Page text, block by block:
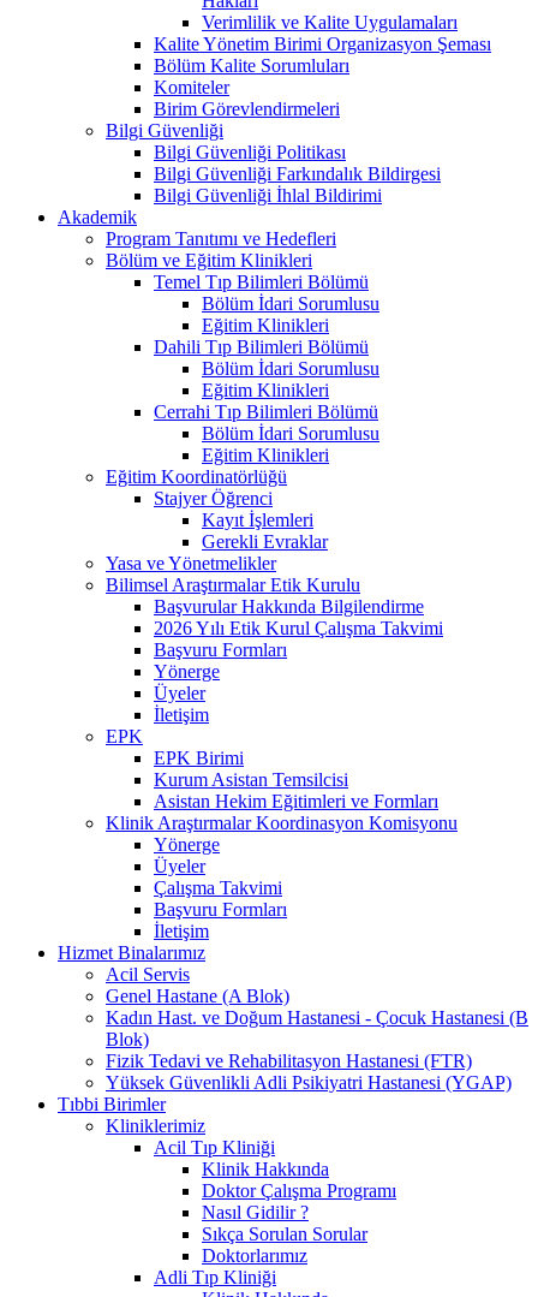
Verimlilik ve Kalite Uygulamaları
Kalite Yönetim Birimi Organizasyon Şeması
Bölüm Kalite Sorumluları
Komiteler
Birim Görevlendirmeleri
Bilgi Güvenliği
Bilgi Güvenliği Politikası
Bilgi Güvenliği Farkındalık Bildirgesi
Bilgi Güvenliği İhlal Bildirimi
Akademik
Program Tanıtımı ve Hedefleri
Bölüm ve Eğitim Klinikleri
Temel Tıp Bilimleri Bölümü
Bölüm İdari Sorumlusu
Eğitim Klinikleri
Dahili Tıp Bilimleri Bölümü
Bölüm İdari Sorumlusu
Eğitim Klinikleri
Cerrahi Tıp Bilimleri Bölümü
Bölüm İdari Sorumlusu
Eğitim Klinikleri
Eğitim Koordinatörlüğü
Stajyer Öğrenci
Kayıt İşlemleri
Gerekli Evraklar
Yasa ve Yönetmelikler
Bilimsel Araştırmalar Etik Kurulu
Başvurular Hakkında Bilgilendirme
2026 Yılı Etik Kurul Çalışma Takvimi
Başvuru Formları
Yönerge
Üyeler
İletişim
EPK
EPK Birimi
Kurum Asistan Temsilcisi
Asistan Hekim Eğitimleri ve Formları
Klinik Araştırmalar Koordinasyon Komisyonu
Yönerge
Üyeler
Çalışma Takvimi
Başvuru Formları
İletişim
Hizmet Binalarımız
Acil Servis
Genel Hastane (A Blok)
Kadın Hast. ve Doğum Hastanesi - Çocuk Hastanesi (B
Blok)
Fizik Tedavi ve Rehabilitasyon Hastanesi (FTR)
Yüksek Güvenlikli Adli Psikiyatri Hastanesi (YGAP)
Tıbbi Birimler
Kliniklerimiz
Acil Tıp Kliniği
Klinik Hakkında
Doktor Çalışma Programı
Nasıl Gidilir ?
Sıkça Sorulan Sorular
Doktorlarımız
Adli Tıp Kliniği